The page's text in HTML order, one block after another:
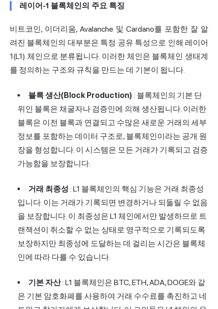
레이어-1 블록체인의 주요 특징
비트코인, 이더리움, Avalanche 및 Cardano를 포함한 잘 알
려진 블록체인의 대부분은 특정 공유 특성으로 인해 레이어
1(L1) 체인으로 분류됩니다. 이러한 체인은 블록체인 생태계
를 정의하는 구조와 규칙을 만드는 데 기본이 됩니다.
블록 생산(Block Production) : 블록체인의 기본 단
위인 블록은 채굴자나 검증인에 의해 생산됩니다. 이러한
블록은 이전 블록과 연결되고 수많은 새로운 거래의 세부
정보를 포함하는 데이터 구조로, 블록체인이라는 공개 원
장을 형성합니다. 이 시스템은 모든 거래가 기록되고 검증
가능함을 보장합니다.
거래 최종성 : L1 블록체인의 핵심 기능은 거래 최종성
입니다. 이는 거래가 기록되면 변경하거나 되돌릴 수 없음
을 보장합니다. 이 최종성은 L1 체인에서만 발생하므로 트
랜잭션이 취소할 수 없는 상태로 영구적으로 기록되도록
보장하지만 최종성에 도달하는 데 걸리는 시간은 블록체
인에 따라 다를 수 있습니다.
기본 자산: L1 블록체인은 BTC, ETH, ADA, DOGE와 같
은 기본 암호화폐를 사용하여 거래 수수료를 촉진하고 네